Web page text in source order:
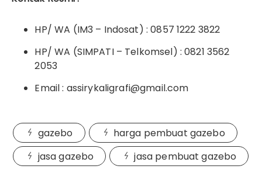
HP/ WA (IM3 – Indosat) : 0857 1222 3822
HP/ WA (SIMPATI – Telkomsel) : 0821 3562
2053
Email : assirykaligrafi@gmail.com
gazebo
harga pembuat gazebo
jasa gazebo
jasa pembuat gazebo